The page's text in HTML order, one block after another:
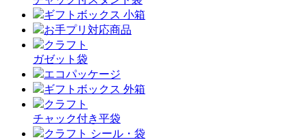
ギフトボックス 小箱
お手プリ対応商品
クラフト
ガゼット袋
エコパッケージ
ギフトボックス 外箱
クラフト
チャック付き平袋
クラフト シール・袋